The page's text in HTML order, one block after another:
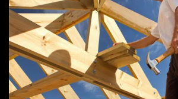
Couvreur charpentier 73
Savoie